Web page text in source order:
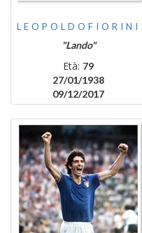
LEOPOLDOFIORINI
"Lando"
Età: 79
27/01/1938
09/12/2017